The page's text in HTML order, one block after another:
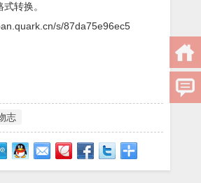
转换。
s/87da75e96ec5
志